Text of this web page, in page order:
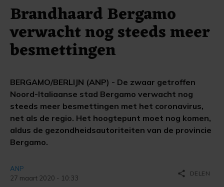
Brandhaard Bergamo
verwacht nog steeds meer
besmettingen
BERGAMO/BERLIJN (ANP) - De zwaar getroffen
Noord-Italiaanse stad Bergamo verwacht nog
steeds meer besmettingen met het coronavirus,
net als de regio. Het hoogtepunt moet nog komen,
aldus de gezondheidsautoriteiten van de provincie
Bergamo.
ANP
27 maart 2020 - 10:33
share DELEN